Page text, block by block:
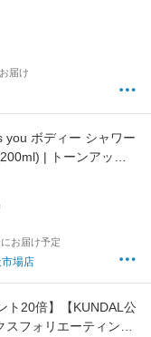
性 メンズ 男性 ギフ
届け
you ボディー シャワー
| トーンアップ
水分 おうちエステ ビ
国コスメ ボディケア
すめ | ワンデイズユ
お届け予定
場店
ト20倍】【KUNDAL公
フォリエーティング